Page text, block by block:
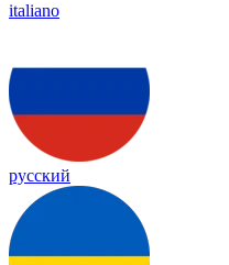
italiano
русский